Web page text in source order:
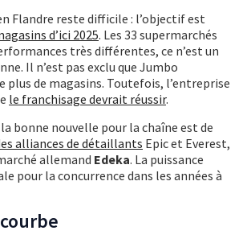
Flandre reste difficile : l’objectif est
d’ici 2025. Les 33 supermarchés
très différentes, ce n’est un
Il n’est pas exclu que Jumbo
plus de magasins. Toutefois, l’entreprise
le franchisage devrait réussir.
bonne nouvelle pour la chaîne est de
alliances de détaillants Epic et Everest,
allemand Edeka. La puissance
pour la concurrence dans les années à